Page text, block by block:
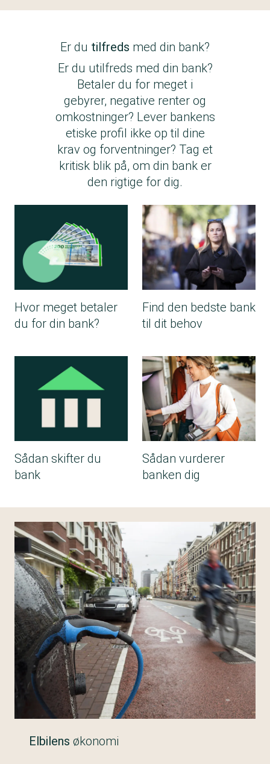
Er du tilfreds med din bank?
Er du utilfreds med din bank?
Betaler du for meget i
gebyrer, negative renter og
omkostninger? Lever bankens
etiske profil ikke op til dine
krav og forventninger? Tag et
kritisk blik på, om din bank er
den rigtige for dig.
Hvor meget betaler
du for din bank?
Find den bedste bank
til dit behov
Sådan skifter du
bank
Sådan vurderer
banken dig
Elbilens økonomi